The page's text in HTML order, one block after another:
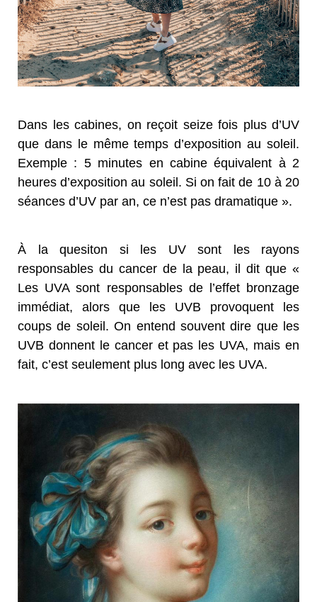
Dans les cabines, on reçoit seize fois plus d’UV
que dans le même temps d’exposition au soleil.
Exemple : 5 minutes en cabine équivalent à 2
heures d’exposition au soleil. Si on fait de 10 à 20
séances d’UV par an, ce n’est pas dramatique ».
À la quesiton si les UV sont les rayons
responsables du cancer de la peau, il dit que «
Les UVA sont responsables de l’effet bronzage
immédiat, alors que les UVB provoquent les
coups de soleil. On entend souvent dire que les
UVB donnent le cancer et pas les UVA, mais en
fait, c’est seulement plus long avec les UVA.